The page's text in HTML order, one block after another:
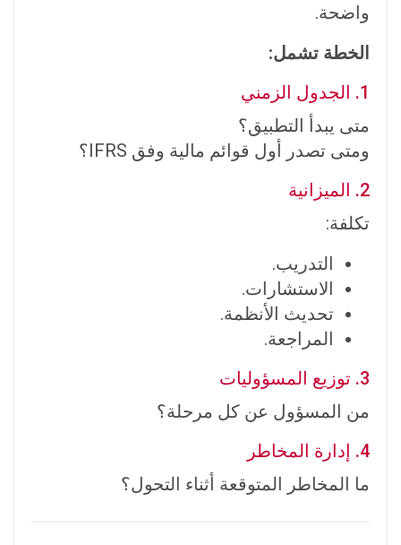
واضحة.
الخطة تشمل:
1. الجدول الزمني
متى يبدأ التطبيق؟
ومتى تصدر أول قوائم مالية وفق IFRS؟
2. الميزانية
تكلفة:
التدريب.
الاستشارات.
تحديث الأنظمة.
المراجعة.
3. توزيع المسؤوليات
من المسؤول عن كل مرحلة؟
4. إدارة المخاطر
ما المخاطر المتوقعة أثناء التحول؟